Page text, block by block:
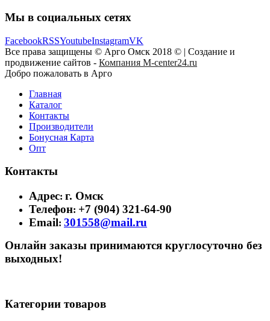
Мы в социальных сетях
FacebookRSSYoutubeInstagramVK
Все права защищены © Арго Омск 2018 © | Создание и
продвижение сайтов - Компания M-center24.ru
Добро пожаловать в Арго
Главная
Каталог
Контакты
Производители
Бонусная Карта
Опт
Контакты
Адрес: г. Омск
Телефон: +7 (904) 321-64-90
Email: 301558@mail.ru
Онлайн заказы принимаются круглосуточно без
выходных!
Категории товаров